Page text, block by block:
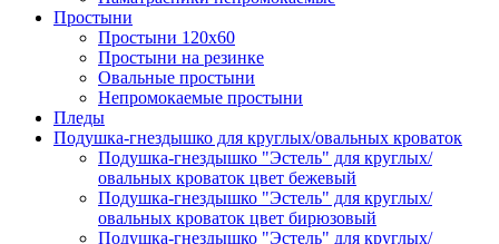
Простыни
Простыни 120х60
Простыни на резинке
Овальные простыни
Непромокаемые простыни
Пледы
Подушка-гнездышко для круглых/овальных кроваток
Подушка-гнездышко "Эстель" для круглых/
овальных кроваток цвет бежевый
Подушка-гнездышко "Эстель" для круглых/
овальных кроваток цвет бирюзовый
Подушка-гнездышко "Эстель" для круглых/